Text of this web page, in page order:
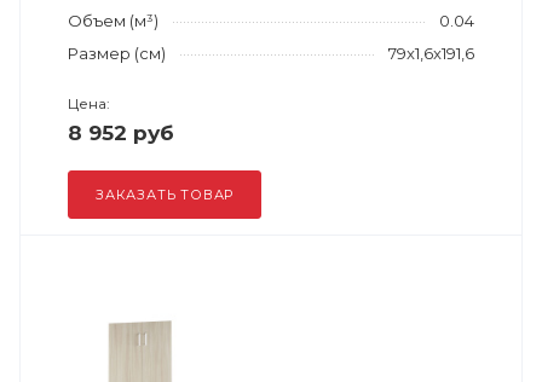
Объем (м³)
0.04
Размер (см)
79x1,6x191,6
Цена:
8 952 руб
ЗАКАЗАТЬ ТОВАР